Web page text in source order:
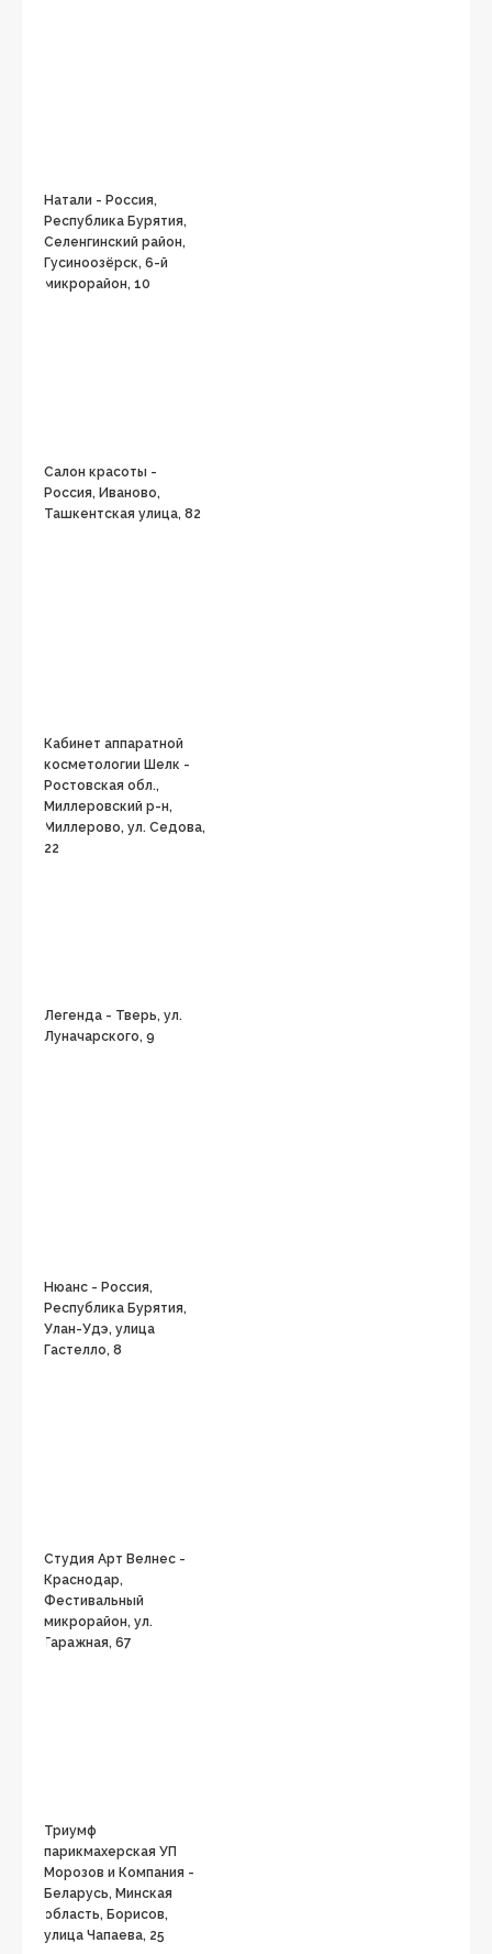
Натали - Россия,
Республика Бурятия,
Селенгинский район,
Гусиноозёрск, 6-й
микрорайон, 10
Салон красоты -
Россия, Иваново,
Ташкентская улица, 82
Кабинет аппаратной
косметологии Шелк -
Ростовская обл.,
Миллеровский р-н,
Миллерово, ул. Седова,
22
Легенда - Тверь, ул.
Луначарского, 9
Нюанс - Россия,
Республика Бурятия,
Улан-Удэ, улица
Гастелло, 8
Студия Арт Велнес -
Краснодар,
Фестивальный
микрорайон, ул.
Гаражная, 67
Триумф
парикмахерская УП
Морозов и Компания -
Беларусь, Минская
область, Борисов,
улица Чапаева, 25